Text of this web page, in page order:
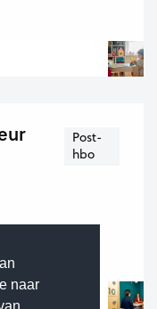
naar
Post-
hbo